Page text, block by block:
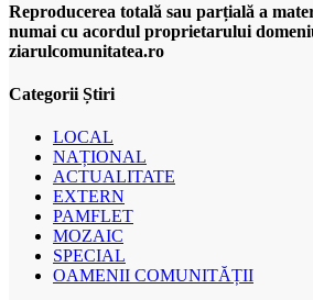
Reproducerea totală sau parțială a
numai cu acordul proprietarului
ziarulcomunitatea.ro
Categorii Știri
LOCAL
NAȚIONAL
ACTUALITATE
EXTERN
PAMFLET
MOZAIC
SPECIAL
OAMENII COMUNITĂȚII